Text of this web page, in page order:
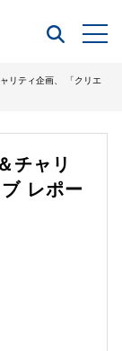
リティ企画、 「クリエ
チャリ
レポー